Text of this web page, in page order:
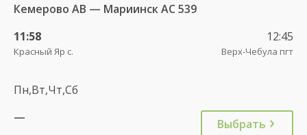
Кемерово АВ — Мариинск АС 539
11:58
Красный Яр с.
12:45
Верх-Чебула пгт
Пн,Вт,Чт,Сб
—
Выбрать